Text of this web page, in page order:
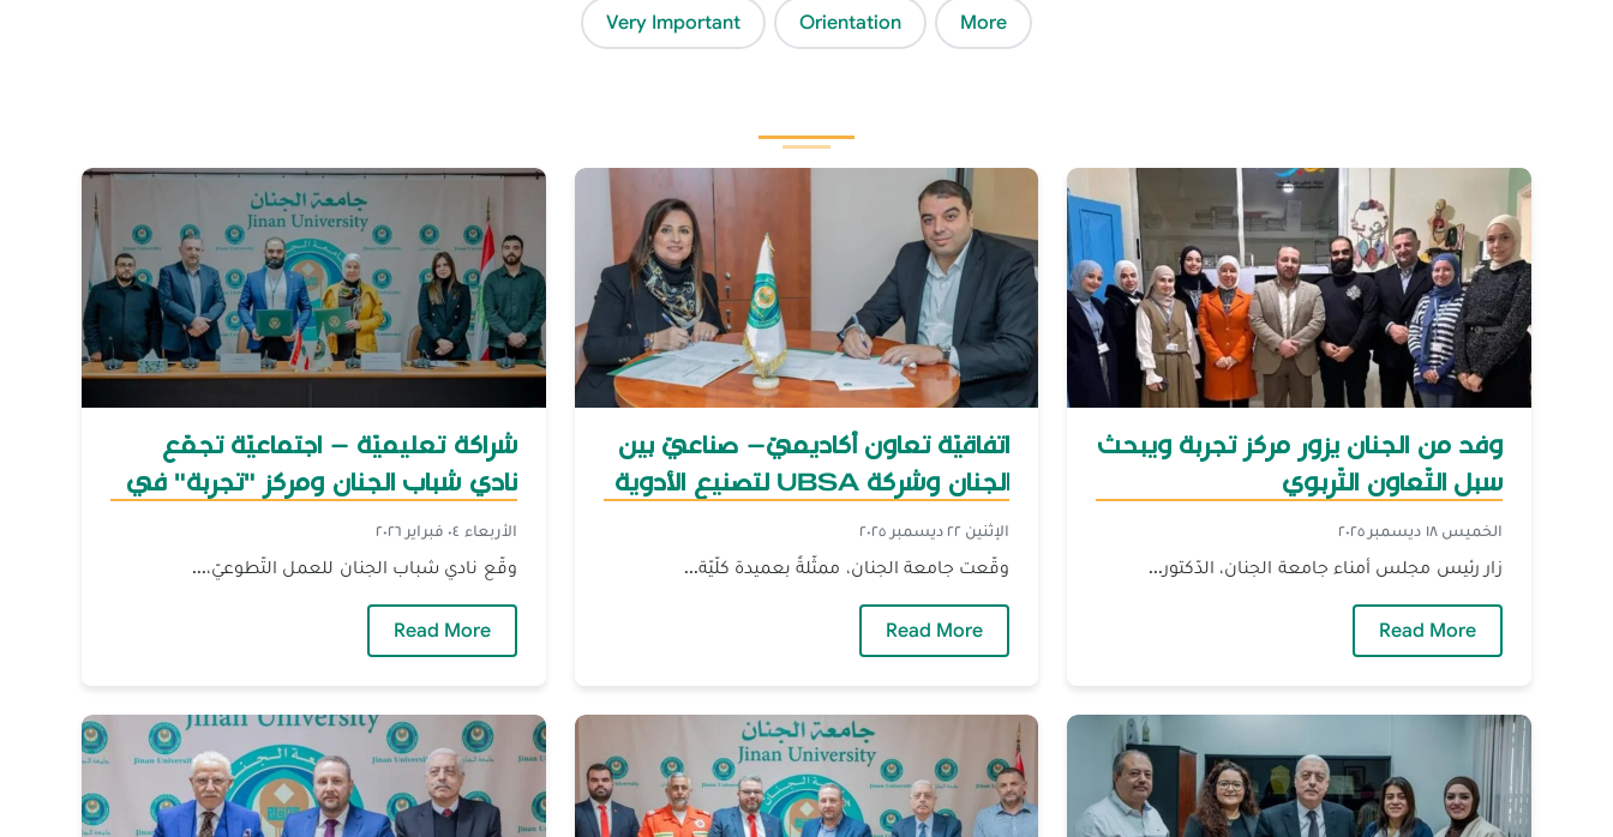
Very Important Orientation More
شراكة تعليميّة – اجتماعيّة تجمّع
نادي شباب الجنان ومركز "تجربة" في
طرابلس
الأربعاء ٠٤ فبراير ٢٠٢٦
وقّع نادي شباب الجنان للعمل التّطوعيّ،...
Read More
اتفاقيّة تعاون أكاديميّ– صناعيّ بين
الجنان وشركة UBSA لتصنيع الأدوية
الإثنين ٢٢ ديسمبر ٢٠٢٥
وقّعت جامعة الجنان، ممثّلةً بعميدة كلّيّة...
Read More— اتفاقيّة تعاون أكاديميّ– صناعيّ بين الجنان وشركة UBSA لتصنيع الأدوية
وفد من الجنان يزور مركز تجربة ويبحث
سبل التّعاون التّربوي
الخميس ١٨ ديسمبر ٢٠٢٥
زار رئيس مجلس أمناء جامعة الجنان، الدّكتور...
Read More — وفد من الجنان يزور مركز تجربة ويبحث سبل التّعاون التّربوي